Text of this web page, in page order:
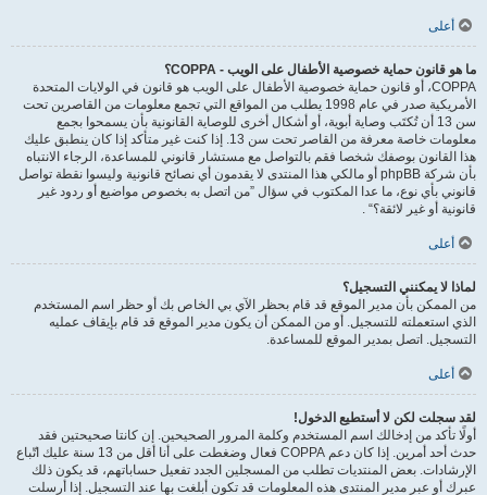
أعلى
ما هو قانون حماية خصوصية الأطفال على الويب - COPPA؟
COPPA، أو قانون حماية خصوصية الأطفال على الويب هو قانون في الولايات المتحدة
الأمريكية صدر في عام 1998 يطلب من المواقع التي تجمع معلومات من القاصرين تحت
سن 13 أن تُكتَب وصاية أبوية، أو أشكال أخرى للوصاية القانونية بأن يسمحوا بجمع
معلومات خاصة معرفة من القاصر تحت سن 13. إذا كنت غير متأكد إذا كان ينطبق عليك
هذا القانون بوصفك شخصا فقم بالتواصل مع مستشار قانوني للمساعدة، الرجاء الانتباه
بأن شركة phpBB أو مالكي هذا المنتدى لا يقدمون أي نصائح قانونية وليسوا نقطة تواصل
قانوني بأي نوع، ما عدا المكتوب في سؤال ”من اتصل به بخصوص مواضيع أو ردود غير
قانونية أو غير لائقة؟“ .
أعلى
لماذا لا يمكنني التسجيل؟
من الممكن بأن مدير الموقع قد قام بحظر الآي بي الخاص بك أو حظر اسم المستخدم
الذي استعملته للتسجيل. أو من الممكن أن يكون مدير الموقع قد قام بإيقاف عمليه
التسجيل. اتصل بمدير الموقع للمساعدة.
أعلى
لقد سجلت لكن لا أستطيع الدخول!
أولًا تأكد من إدخالك اسم المستخدم وكلمة المرور الصحيحين. إن كانتا صحيحتين فقد
حدث أحد أمرين. إذا كان دعم COPPA فعال وضغطت على أنا أقل من 13 سنة عليك اتّباع
الإرشادات. بعض المنتديات تطلب من المسجلين الجدد تفعيل حساباتهم، قد يكون ذلك
عبرك أو عبر مدير المنتدى هذه المعلومات قد تكون أبلغت بها عند التسجيل. إذا أرسلت